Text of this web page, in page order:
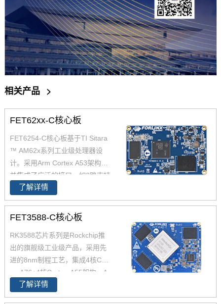
相关产品 >
FET62xx-C核心板
FET6254-C核心板基于TI Sitara
™ AM62x系列工业级处理器设
计。采用Arm Cortex A53架构，
并集成了广泛的接口，如2路支持
TSN的千兆以太网、USB 2.0CA
N-FD，AM6254核心板兼容AM6
2x全系列处理器，提供单核、双
容，飞凌嵌入式已经适配AM625
4 AM6231 AM6232三款芯片为
您带来灵活的成本组合方案，AM
62x可应用于广泛的工业环境，
如人机界面(HMI)、工业计算机、
边缘计算、零售自动化、充电桩
了解详情
FET3588-C核心板
RK3588芯片系列是Rockchip推
出的旗舰级工业级产品，采用先
进的8nm制程工艺，集成4核Cort
ex-A76+4核Cortex-A55架构，A
76主频高达2.4GHz，A55核主频
高达1.8GHz，能够提供强大的性
了解详情